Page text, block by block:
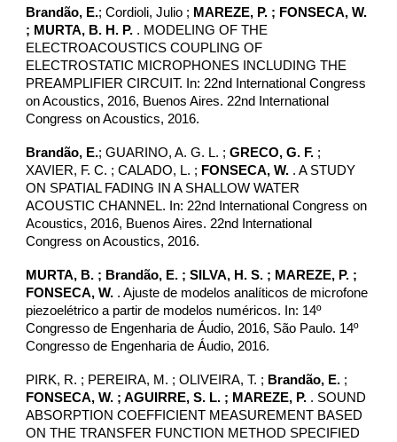
Brandão, E.; Cordioli, Julio ; MAREZE, P. ; FONSECA, W.
; MURTA, B. H. P. . MODELING OF THE
ELECTROACOUSTICS COUPLING OF
ELECTROSTATIC MICROPHONES INCLUDING THE
PREAMPLIFIER CIRCUIT. In: 22nd International Congress
on Acoustics, 2016, Buenos Aires. 22nd International
Congress on Acoustics, 2016.
Brandão, E.; GUARINO, A. G. L. ;GRECO, G. F. ;
XAVIER, F. C. ; CALADO, L. ; FONSECA, W. . A STUDY
ON SPATIAL FADING IN A SHALLOW WATER
ACOUSTIC CHANNEL. In: 22nd International Congress on
Acoustics, 2016, Buenos Aires. 22nd International
Congress on Acoustics, 2016.
MURTA, B. ; Brandão, E. ; SILVA, H. S. ; MAREZE, P. ;
FONSECA, W. . Ajuste de modelos analíticos de microfone
piezoelétrico a partir de modelos numéricos. In: 14º
Congresso de Engenharia de Áudio, 2016, São Paulo. 14º
Congresso de Engenharia de Áudio, 2016.
PIRK, R. ; PEREIRA, M. ; OLIVEIRA, T. ; Brandão, E. ;
FONSECA, W. ; AGUIRRE, S. L. ; MAREZE, P. . SOUND
ABSORPTION COEFFICIENT MEASUREMENT BASED
ON THE TRANSFER FUNCTION METHOD SPECIFIED